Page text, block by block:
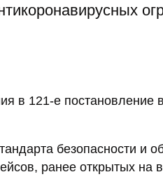
в 121-е постановление
безопасности и
ранее открытых на